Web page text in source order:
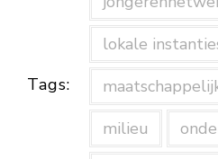
Tags:
lokale
milieu